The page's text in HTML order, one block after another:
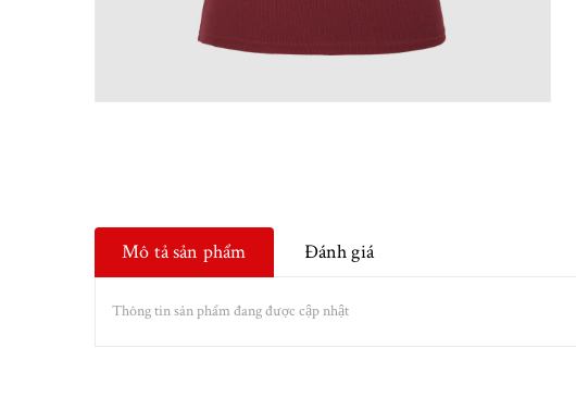
Mô tả sản phẩm Đánh giá
Thông tin sản phẩm đang được cập nhật